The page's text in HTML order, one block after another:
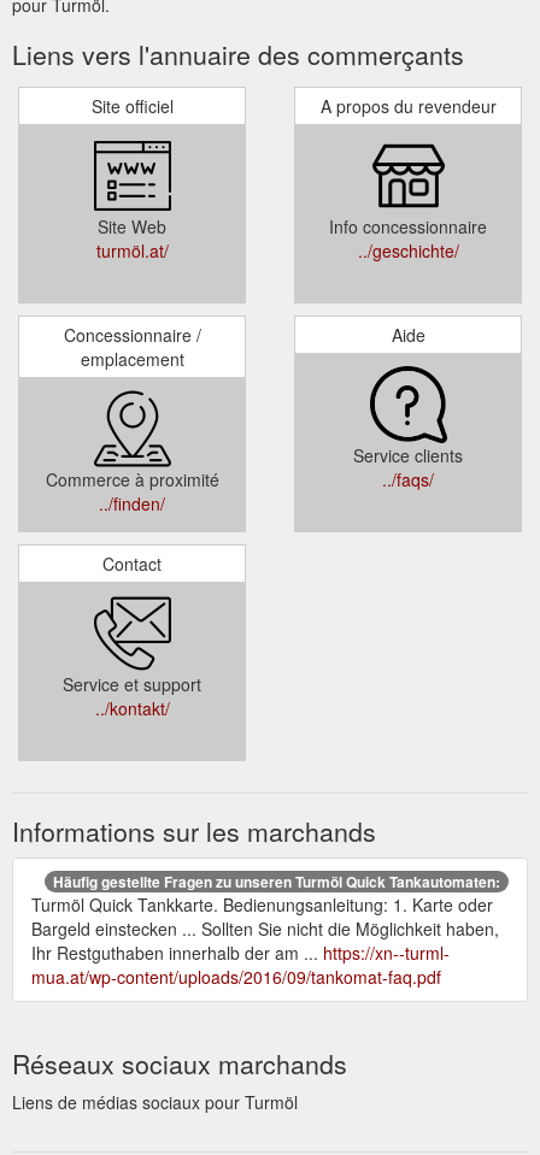
Liens vers l'annuaire des commerçants
Site officiel
Site Web
turmöl.at/
A propos du revendeur
Info concessionnaire
../geschichte/
Concessionnaire /
emplacement
Commerce à proximité
../finden/
Aide
Service clients
../faqs/
Contact
Service et support
../kontakt/
Informations sur les marchands
Häufig gestellte Fragen zu unseren Turmöl Quick Tankautomaten:
Turmöl Quick Tankkarte. Bedienungsanleitung: 1. Karte oder
Bargeld einstecken ... Sollten Sie nicht die Möglichkeit haben,
Ihr Restguthaben innerhalb der am ... https://xn--turml-
mua.at/wp-content/uploads/2016/09/tankomat-faq.pdf
Réseaux sociaux marchands
Liens de médias sociaux pour Turmöl